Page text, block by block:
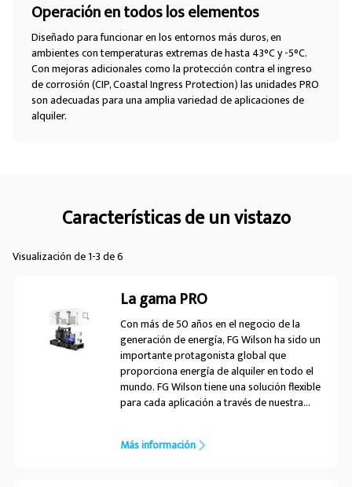
Operación en todos los elementos
Diseñado para funcionar en los entornos más duros, en
ambientes con temperaturas extremas de hasta 43°C y -5°C.
Con mejoras adicionales como la protección contra el ingreso
de corrosión (CIP, Coastal Ingress Protection) las unidades PRO
son adecuadas para una amplia variedad de aplicaciones de
alquiler.
Características de un vistazo
Visualización de 1-3 de 6
La gama PRO
Con más de 50 años en el negocio de la
generación de energía, FG Wilson ha sido un
importante protagonista global que
proporciona energía de alquiler en todo el
mundo. FG Wilson tiene una solución flexible
para cada aplicación a través de nuestra
Rental Operator). La gama PRO ofrece a los
Más información